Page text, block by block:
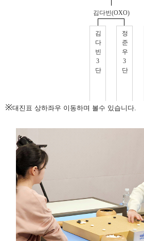
※대진표 상하좌우 이동하며 볼수 있습니다.